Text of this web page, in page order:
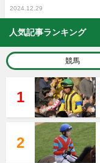
2024.12.29
人気記事ランキング
競馬